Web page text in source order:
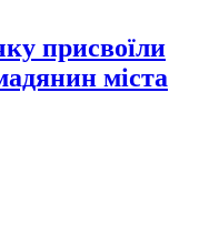
присвоїли
міста